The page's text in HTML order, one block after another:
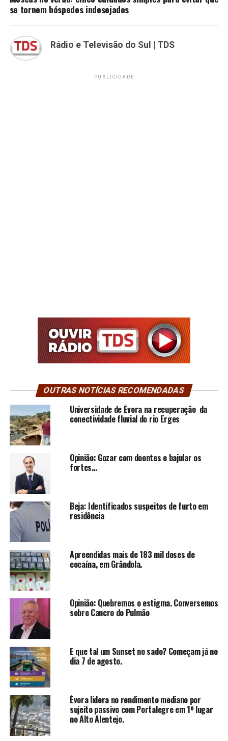
se tornem hóspedes indesejados
Rádio e Televisão do Sul | TDS
PUBLICIDADE
OUTRAS NOTÍCIAS RECOMENDADAS
Universidade de Évora na recuperação da
conectividade fluvial do rio Erges
Opinião: Gozar com doentes e bajular os
fortes…
Beja: Identificados suspeitos de furto em
residência
Apreendidas mais de 183 mil doses de
cocaína, em Grândola.
Opinião: Quebremos o estigma. Conversemos
sobre Cancro do Pulmão
E que tal um Sunset no sado? Começam já no
dia 7 de agosto.
Évora lidera no rendimento mediano por
sujeito passivo com Portalegre em 1º lugar
no Alto Alentejo.